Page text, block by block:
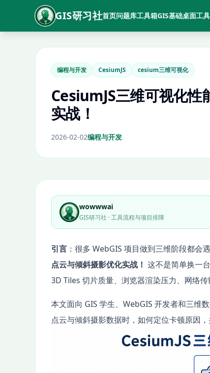
GIS研习社首页问题库工具箱GIS基础桌面工具
编程与开发 CesiumJS cesium三维可视化
CesiumJS三维可视化
实战！
2026-02-02编程与开发
wowwwai
GIS研习社 · 工具流程与项目排障
引言 ：很多 WebGIS 项目做到三维阶段都会
点云与倾斜摄影优化实战！ 这不是简单换一
3D Tiles 切片质量、浏览器渲染压力、网络
本文面向 GIS 学生、WebGIS 开发者和三维
点云与倾斜摄影数据时，如何定位卡顿原因